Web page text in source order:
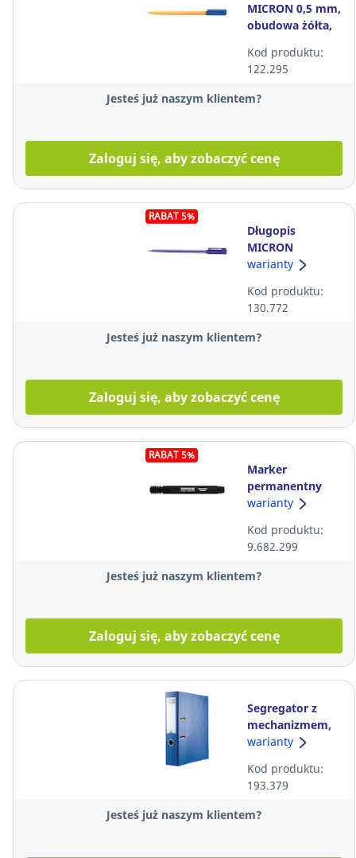
MICRON 0,5 mm,
obudowa żółta,
Kod produktu:
122.295
Jesteś już naszym klientem?
Zaloguj się, aby zobaczyć cenę
RABAT 5%
Długopis
MICRON
niebieski, 0,7
przezroczysta
warianty
Kod produktu:
130.772
Jesteś już naszym klientem?
Zaloguj się, aby zobaczyć cenę
RABAT 5%
Marker
permanentny
OFFICE PROD.
okrągła
końcówka,
czarny
warianty
Kod produktu:
9.682.299
Jesteś już naszym klientem?
Zaloguj się, aby zobaczyć cenę
Segregator z
mechanizmem,
PP, A4, 75 mm,
warianty
Kod produktu:
193.379
Jesteś już naszym klientem?